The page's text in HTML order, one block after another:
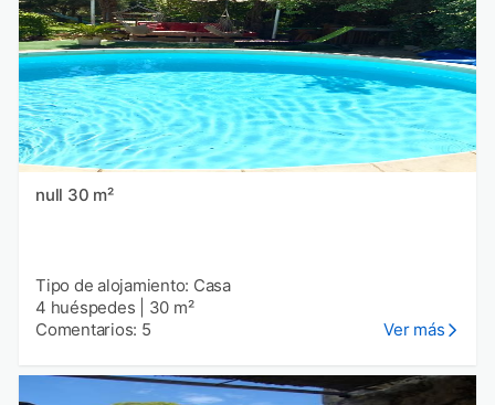
null 30 m²
Tipo de alojamiento: Casa
4 huéspedes
30 m²
Comentarios: 5
Ver más